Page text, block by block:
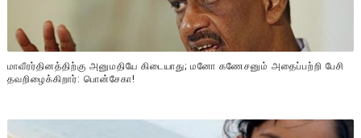
மாவீரர்தினத்திற்கு அனுமதியே கிடையாது; மனோ கணேசனும் அதைப்பற்றி பேசி
தவறிழைக்கிறார்: பொன்சேகா!